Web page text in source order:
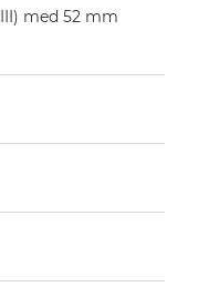
med 52 mm